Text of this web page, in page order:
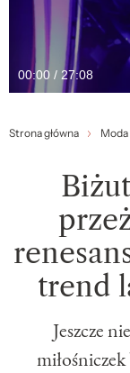
00:00 / 27:08
Strona główna Moda
trend
Jeszcze